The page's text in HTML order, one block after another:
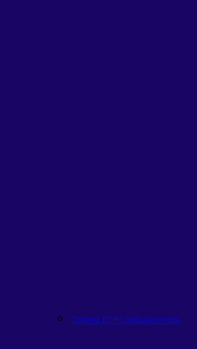
Carteira ETFs Globaisem alta